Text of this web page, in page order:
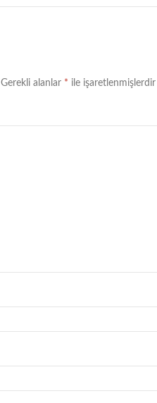
Gerekli alanlar * ile işaretlenmişlerdir